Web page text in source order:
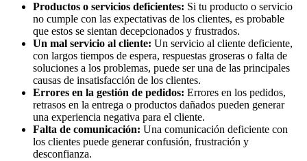
Productos o servicios deficientes: Si tu producto o servicio
no cumple con las expectativas de los clientes, es probable
que estos se sientan decepcionados y frustrados.
Un mal servicio al cliente: Un servicio al cliente deficiente,
con largos tiempos de espera, respuestas groseras o falta de
soluciones a los problemas, puede ser una de las principales
causas de insatisfacción de los clientes.
Errores en la gestión de pedidos: Errores en los pedidos,
retrasos en la entrega o productos dañados pueden generar
una experiencia negativa para el cliente.
Falta de comunicación: Una comunicación deficiente con
los clientes puede generar confusión, frustración y
desconfianza.